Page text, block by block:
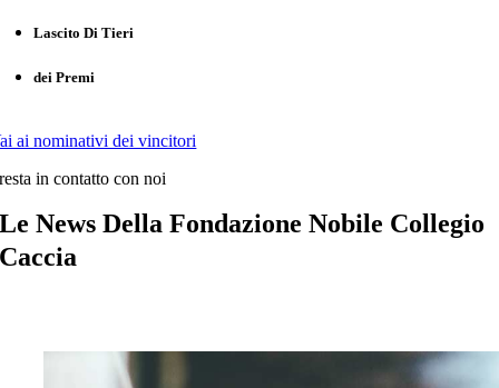
Lascito Di Tieri
dei Premi
ai nominativi dei vincitori
resta in contatto con noi
Le News Della Fondazione Nobile Collegio
Caccia